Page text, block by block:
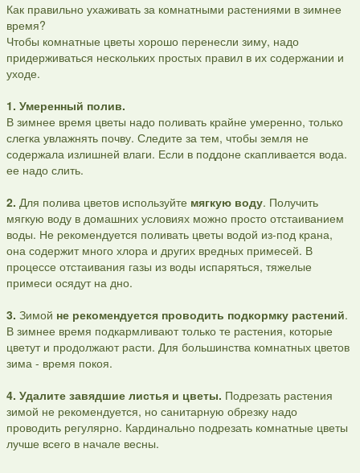
Как правильно ухаживать за комнатными растениями в зимнее
время?
Чтобы комнатные цветы хорошо перенесли зиму, надо
придерживаться нескольких простых правил в их содержании и
уходе.
1. Умеренный полив.
В зимнее время цветы надо поливать крайне умеренно, только
слегка увлажнять почву. Следите за тем, чтобы земля не
содержала излишней влаги. Если в поддоне скапливается вода.
ее надо слить.
2. Для полива цветов используйте мягкую воду. Получить
мягкую воду в домашних условиях можно просто отстаиванием
воды. Не рекомендуется поливать цветы водой из-под крана,
она содержит много хлора и других вредных примесей. В
процессе отстаивания газы из воды испаряться, тяжелые
примеси осядут на дно.
3. Зимой не рекомендуется проводить подкормку растений.
В зимнее время подкармливают только те растения, которые
цветут и продолжают расти. Для большинства комнатных цветов
зима - время покоя.
4. Удалите завядшие листья и цветы. Подрезать растения
зимой не рекомендуется, но санитарную обрезку надо
проводить регулярно. Кардинально подрезать комнатные цветы
лучше всего в начале весны.